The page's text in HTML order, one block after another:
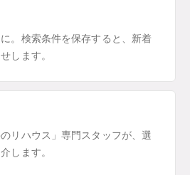
。検索条件を保存すると、新着
します。
リハウス」専門スタッフが、選
します。